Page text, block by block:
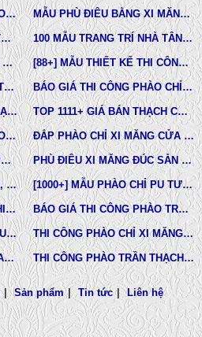
THỢ ĐÓNG TRẦN THẠCH CAO GIÁ RẺ Ở TPHCM MẪU PHÙ ĐIÊU BẰNG XI MĂNG ĐÚC SẴN NHÀ PHỐ BIỆT THỰ LÂU ĐÀI TOÀN QUỐC
PHÀO CHỈ THẠCH CAO SỢI THỦY TINH 100 MẪU TRANG TRÍ NHÀ TÂN CỔ ĐIỂN
CÁCH CHẾ TẠO KHUÔN MẪU COMPOSITE ĐÚC BÊ TÔNG -XI MĂNG-THẠCH CAO CÁC LOẠI [88+] MẪU THIẾT KẾ THI CÔNG TRẦN THẠCH CAO TÂN CỔ ĐIỂN MỚI NHẤT
BÁO GIÁ THI CÔNG TƯỜNG THẠCH CAO, VÁCH THẠCH CAO TƯỜNG NHÀ MỚI NHẤT BÁO GIÁ THI CÔNG PHÀO CHỈ PU TÂN CỔ ĐIỂN TẠI TPHCM
BÁO GIÁ THI CÔNG TRẦN THẠCH CAO TRỌN GÓI MỚI NHẤT TOP 1111+ GIÁ BÁN THẠCH CAO PHÀO CHỈ, PHÙ ĐIÊU, ĐẦU CỘT TÂN CỔ ĐIỂN
HƯỚNG DẪN THI CÔNG PHÀO CHỈ PU, PHÀO CHỈ THẠCH CAO, PHÀO CHỈ XI MĂNG. ĐẮP PHÀO CHỈ XI MĂNG CỬA SỔ, CỬA ĐI NHÀ PHỐ, BIỆT THỰ, LÂU ĐÀI TÂN CỔ ĐIỂN
[6666+] BÁO GIÁ THI CÔNG PHÀO CHỈ NHỰA PU MỚI NHẤT PHÙ ĐIÊU XI MĂNG ĐÚC SẴN NHÀ PHỐ BIỆT THỰ TẠI LONG AN VÀ TÂY NINH
THI CÔNG TRẦN THẠCH CAO, PHÀO CHỈ, PHÙ ĐIÊU TẠI TPHCM [1000+] MẪU PHÀO CHỈ PU TƯỜNG NHÀ ĐẸP, NẸP CHỈ THẠCH CAO ỐP TƯỜNG
ĐƠN GIÁ THI CÔNG HOÀN THIỆN TRẦN THẠCH CAO TẠI TPHCM BÁO GIÁ THI CÔNG PHÀO TRẦN THẠCH CAO MỚI NHẤT
5555* GIÁ THI CÔNG PHÀO PU TƯỜNG NHÀ MỚI NHẤT THI CÔNG PHÀO CHỈ XI MĂNG NHÀ PHỐ, BIỆT THƯ, LÂU ĐÀI DINH THỰ
TOP 10 MẪU TRẦN THẠCH CAO CHUNG CƯ ĐẸP NHẤT THI CÔNG PHÀO TRẦN THẠCH CAO VĨNH TƯỜNG GIÁ RẺ
| Sản phẩm | Tin tức | Liên hệ